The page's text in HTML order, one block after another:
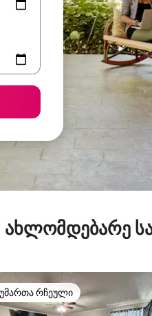
ახლომდებარე
რჩეული
რჩეული